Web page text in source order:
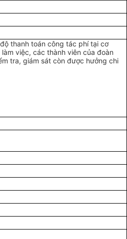
thanh toán công tác phí tại cơ
việc, các thành viên của đoàn
tra, giám sát còn được hưởng chi